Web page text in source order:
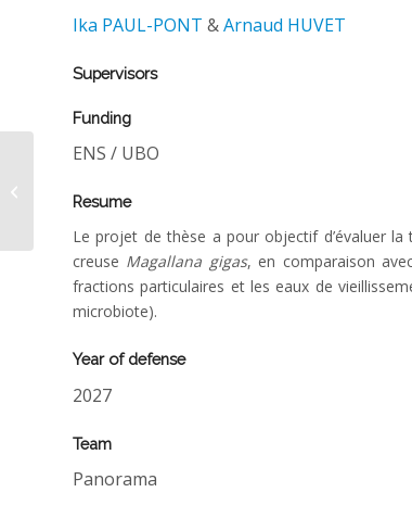
Ika PAUL-PONT &Arnaud HUVET
Supervisors
Funding
ENS / UBO
Resume
Le projet de thèse a pour objectif d’évaluer la
creuse Magallana gigas, en comparaison
fractions particulaires et les eaux de
microbiote).
Year of defense
2027
Team
Panorama